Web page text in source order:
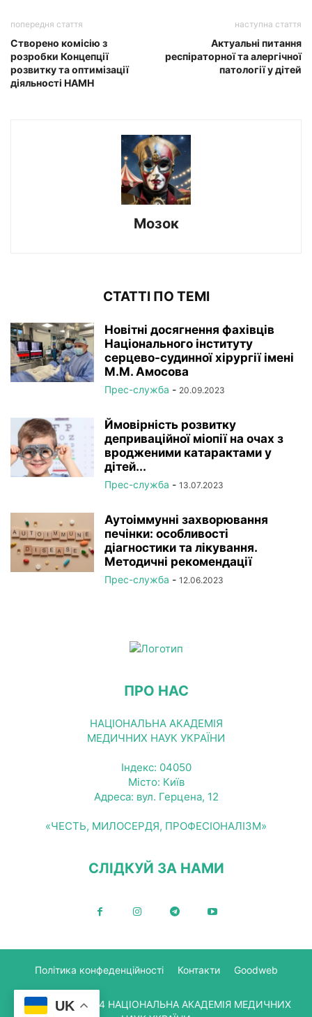
попередня стаття
Створено комісію з
розробки Концепції
розвитку та оптимізації
діяльності НАМН
наступна стаття
Актуальні питання
респіраторної та алергічної
патології у дітей
Мозок
СТАТТІ ПО ТЕМІ
Новітні досягнення фахівців
Національного інституту
серцево-судинної хірургії імeні
М.М. Амосова
Прес-служба - 20.09.2023
Ймовірність розвитку
деприваційної міопії на очах з
вродженими катарактами у
дітей...
Прес-служба - 13.07.2023
Аутоіммунні захворювання
печінки: особливості
діагностики та лікування.
Методичні рекомендації
Прес-служба - 12.06.2023
ПРО НАС
НАЦІОНАЛЬНА АКАДЕМІЯ
МЕДИЧНИХ НАУК УКРАЇНИ
Індекс: 04050
Місто: Київ
Адреса: вул. Герцена, 12
«ЧЕСТЬ, МИЛОСЕРДЯ, ПРОФЕСІОНАЛІЗМ»
СЛІДКУЙ ЗА НАМИ
Політика конфеденційності Контакти Goodweb
© Copyright 2024 НАЦІОНАЛЬНА АКАДЕМІЯ МЕДИЧНИХ
UK